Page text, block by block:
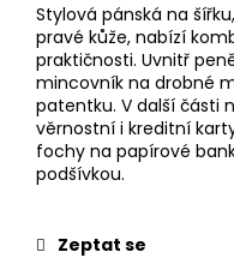
Stylová pánská na
pravé kůže, nabízí
praktičnosti. Uvnitř
mincovník na drobné
patentku. V další části
věrnostní i kreditní
fochy na papírové
podšívkou.
Zeptat se